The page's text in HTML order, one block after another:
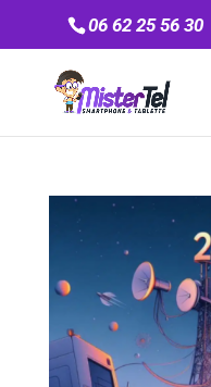
06 62 25 56 30